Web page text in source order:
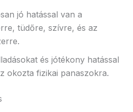
jó hatással van a
tüdőre, szívre, és az
és jótékony hatással
okozta fizikai panaszokra.